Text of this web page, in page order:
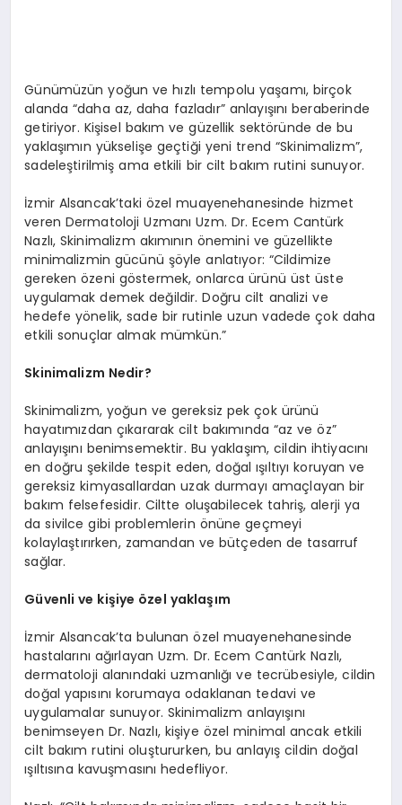
Günümüzün yoğun ve hızlı tempolu yaşamı, birçok
alanda “daha az, daha fazladır” anlayışını beraberinde
getiriyor. Kişisel bakım ve güzellik sektöründe de bu
yaklaşımın yükselişe geçtiği yeni trend “Skinimalizm”,
sadeleştirilmiş ama etkili bir cilt bakım rutini sunuyor.
İzmir Alsancak’taki özel muayenehanesinde hizmet
veren Dermatoloji Uzmanı Uzm. Dr. Ecem Cantürk
Nazlı, Skinimalizm akımının önemini ve güzellikte
minimalizmin gücünü şöyle anlatıyor: “Cildimize
gereken özeni göstermek, onlarca ürünü üst üste
uygulamak demek değildir. Doğru cilt analizi ve
hedefe yönelik, sade bir rutinle uzun vadede çok daha
etkili sonuçlar almak mümkün.”
Skinimalizm Nedir?
Skinimalizm, yoğun ve gereksiz pek çok ürünü
hayatımızdan çıkararak cilt bakımında “az ve öz”
anlayışını benimsemektir. Bu yaklaşım, cildin ihtiyacını
en doğru şekilde tespit eden, doğal ışıltıyı koruyan ve
gereksiz kimyasallardan uzak durmayı amaçlayan bir
bakım felsefesidir. Ciltte oluşabilecek tahriş, alerji ya
da sivilce gibi problemlerin önüne geçmeyi
kolaylaştırırken, zamandan ve bütçeden de tasarruf
sağlar.
Güvenli ve kişiye özel yaklaşım
İzmir Alsancak’ta bulunan özel muayenehanesinde
hastalarını ağırlayan Uzm. Dr. Ecem Cantürk Nazlı,
dermatoloji alanındaki uzmanlığı ve tecrübesiyle, cildin
doğal yapısını korumaya odaklanan tedavi ve
uygulamalar sunuyor. Skinimalizm anlayışını
benimseyen Dr. Nazlı, kişiye özel minimal ancak etkili
cilt bakım rutini oluştururken, bu anlayış cildin doğal
ışıltısına kavuşmasını hedefliyor.